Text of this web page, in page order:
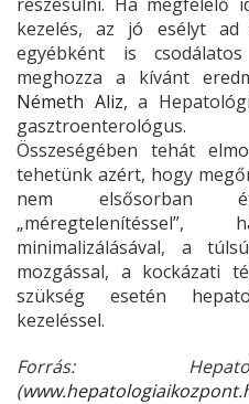
kezelés, az jó esélyt
egyébként is
meghozza a kívánt
Németh Aliz, a
gasztroenterológus.
Összeségében tehát
tehetünk azért, hogy
nem elsősorban
minimalizálásával, a
mozgással, a kockázati
szükség esetén
kezeléssel.
Forrás:
(